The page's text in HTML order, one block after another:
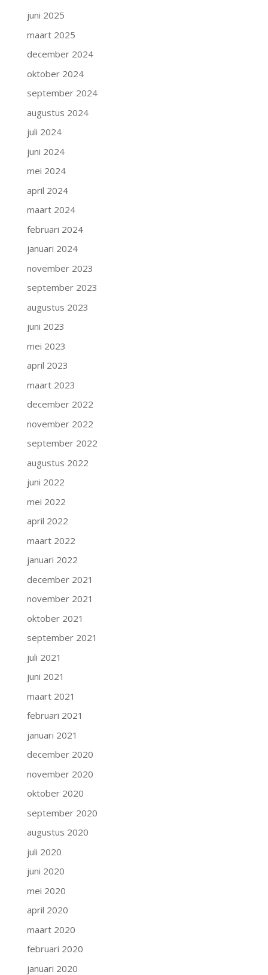
juni 2025
maart 2025
december 2024
oktober 2024
september 2024
augustus 2024
juli 2024
juni 2024
mei 2024
april 2024
maart 2024
februari 2024
januari 2024
november 2023
september 2023
augustus 2023
juni 2023
mei 2023
april 2023
maart 2023
december 2022
november 2022
september 2022
augustus 2022
juni 2022
mei 2022
april 2022
maart 2022
januari 2022
december 2021
november 2021
oktober 2021
september 2021
juli 2021
juni 2021
maart 2021
februari 2021
januari 2021
december 2020
november 2020
oktober 2020
september 2020
augustus 2020
juli 2020
juni 2020
mei 2020
april 2020
maart 2020
februari 2020
januari 2020